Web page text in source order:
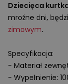
Dziecięca
mroźne dni,
zimowym.
Specyfikacja:
- Materiał
- Wypełnienie: